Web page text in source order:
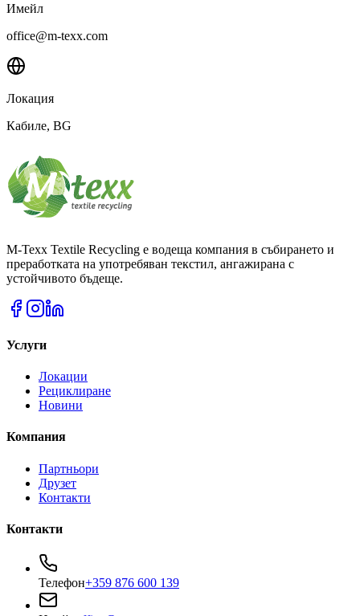
Имейл
office@m-texx.com
Локация
Кабиле, BG
M-Texx Textile Recycling е водеща компания в събирането и
преработката на употребяван текстил, ангажирана с
устойчивото бъдеще.
Услуги
Локации
Рециклиране
Новини
Компания
Партньори
Друзет
Контакти
Контакти
Телефон+359 876 600 139